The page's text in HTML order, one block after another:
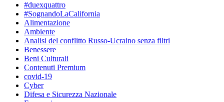
#duexquattro
#SognandoLaCalifornia
Alimentazione
Ambiente
Analisi del conflitto Russo-Ucraino senza filtri
Benessere
Beni Culturali
Contenuti Premium
covid-19
Cyber
Difesa e Sicurezza Nazionale